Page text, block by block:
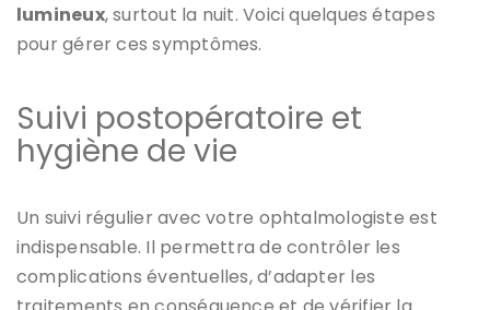
lumineux, surtout la nuit. Voici quelques étapes
pour gérer ces symptômes.
Suivi postopératoire et
hygiène de vie
Un suivi régulier avec votre ophtalmologiste est
indispensable. Il permettra de contrôler les
complications éventuelles, d’adapter les